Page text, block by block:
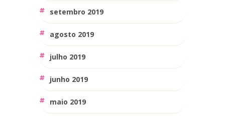
setembro 2019
agosto 2019
julho 2019
junho 2019
maio 2019